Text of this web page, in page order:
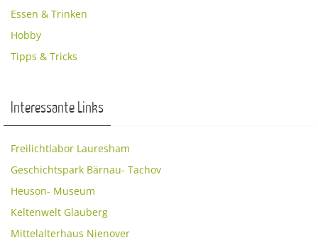
Essen & Trinken
Hobby
Tipps & Tricks
Interessante Links
Freilichtlabor Lauresham
Geschichtspark Bärnau- Tachov
Heuson- Museum
Keltenwelt Glauberg
Mittelalterhaus Nienover